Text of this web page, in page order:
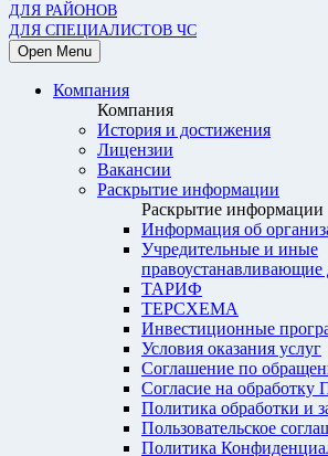
ДЛЯ РАЙОНОВ
ДЛЯ СПЕЦИАЛИСТОВ ЧС
Open Menu
Компания
Компания
История и достижения
Лицензии
Вакансии
Раскрытие информации
Раскрытие информации
Информация об
Учредительные и иные
ТАРИФ
ТЕРСХЕМА
Инвестиционные
Условия оказания услуг
Соглашение по
Согласие на обработку
Политика обработки и
Пользовательское
Политика